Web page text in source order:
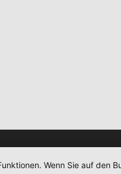
Wenn Sie auf den